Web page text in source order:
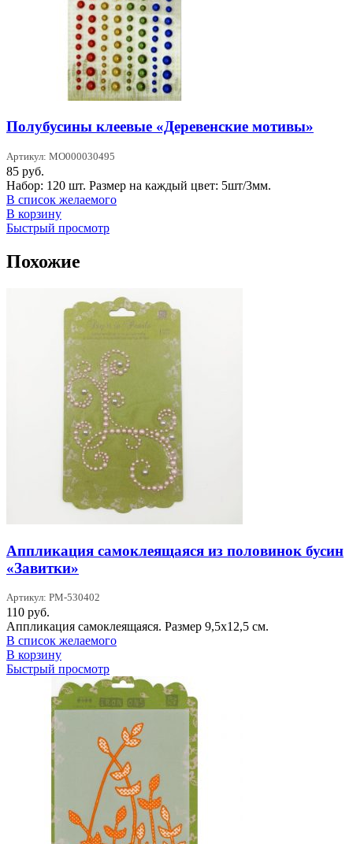
Полубусины клеевые «Деревенские мотивы»
Артикул: MO000030495
85 руб.
Набор: 120 шт. Размер на каждый цвет: 5шт/3мм.
В список желаемого
В корзину
Быстрый просмотр
Похожие
Аппликация самоклеящаяся из половинок бусин
«Завитки»
Артикул: PM-530402
110 руб.
Аппликация самоклеящаяся. Размер 9,5x12,5 см.
В список желаемого
В корзину
Быстрый просмотр